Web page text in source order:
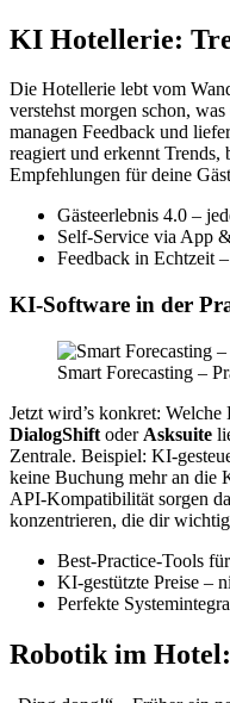
KI Hotellerie:
Die Hotellerie lebt vom
verstehst morgen schon,
managen Feedback und
reagiert und erkennt
Empfehlungen für deine
Gästeerlebnis 4.0 –
Self-Service via App
Feedback in Echtzeit
KI-Software in der
Smart Forecasting –
Jetzt wird’s konkret:
DialogShift oder Asksuite
Zentrale. Beispiel: KI-
keine Buchung mehr an die
API-Kompatibilität sorgen
konzentrieren, die dir
Best-Practice-Tools
KI-gestützte Preise –
Perfekte
Robotik im